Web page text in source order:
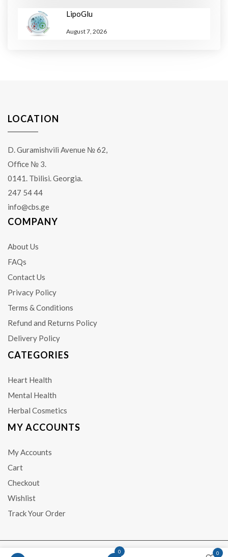
0 0
LipoGlu
August 7, 2026
LOCATION
D. Guramishvili Avenue № 62,
Office № 3.
0141. Tbilisi. Georgia.
247 54 44
info@cbs.ge
COMPANY
About Us
FAQs
Contact Us
Privacy Policy
Terms & Conditions
Refund and Returns Policy
Delivery Policy
CATEGORIES
Heart Health
Mental Health
Herbal Cosmetics
MY ACCOUNTS
My Accounts
Cart
Checkout
Wishlist
Track Your Order